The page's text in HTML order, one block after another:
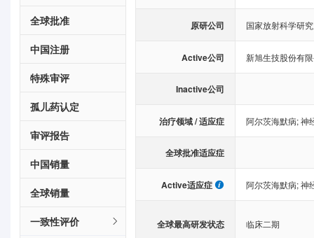
全球批准
中国注册
特殊审评
孤儿药认定
审评报告
中国销量
全球销量
一致性评价
原研公司 国家放射科学研
Active公司 新旭生技股份有
Inactive公司
治疗领域 / 适应症 阿尔茨海默病;神
全球批准适应症
Active适应症 阿尔茨海默病;神
全球最高研发状态 临床二期